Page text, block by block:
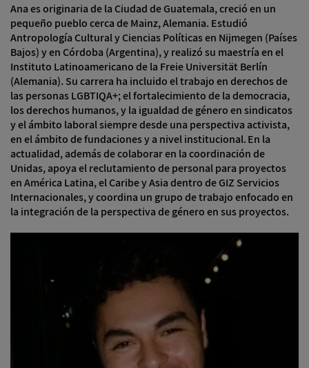
Ana es originaria de la Ciudad de Guatemala, creció en un
pequeño pueblo cerca de Mainz, Alemania. Estudió
Antropología Cultural y Ciencias Políticas en Nijmegen (Países
Bajos) y en Córdoba (Argentina), y realizó su maestría en el
Instituto Latinoamericano de la Freie Universität Berlín
(Alemania). Su carrera ha incluido el trabajo en derechos de
las personas LGBTIQA+; el fortalecimiento de la democracia,
los derechos humanos, y la igualdad de género en sindicatos
y el ámbito laboral siempre desde una perspectiva activista,
en el ámbito de fundaciones y a nivel institucional. En la
actualidad, además de colaborar en la coordinación de
Unidas, apoya el reclutamiento de personal para proyectos
en América Latina, el Caribe y Asia dentro de GIZ Servicios
Internacionales, y coordina un grupo de trabajo enfocado en
la integración de la perspectiva de género en sus proyectos.